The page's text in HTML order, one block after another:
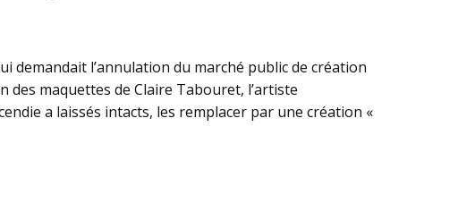
demandait l’annulation du marché public de création
des maquettes de Claire Tabouret, l’artiste
a laissés intacts, les remplacer par une création «